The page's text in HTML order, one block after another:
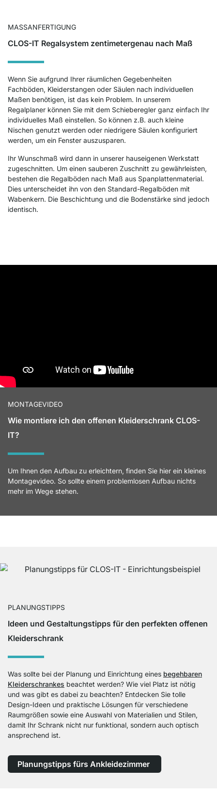
MASSANFERTIGUNG
CLOS-IT Regalsystem zentimetergenau nach Maß
Wenn Sie aufgrund Ihrer räumlichen Gegebenheiten
Fachböden, Kleiderstangen oder Säulen nach individuellen
Maßen benötigen, ist das kein Problem. In unserem
Regalplaner können Sie mit dem Schieberegler ganz einfach Ihr
individuelles Maß einstellen. So können z.B. auch kleine
Nischen genutzt werden oder niedrigere Säulen konfiguriert
werden, um ein Fenster auszusparen.
Ihr Wunschmaß wird dann in unserer hauseigenen Werkstatt
zugeschnitten. Um einen sauberen Zuschnitt zu gewährleisten,
bestehen die Regalböden nach Maß aus Spanplattenmaterial.
Dies unterscheidet ihn von den Standard-Regalböden mit
Wabenkern. Die Beschichtung und die Bodenstärke sind jedoch
identisch.
MONTAGEVIDEO
Wie montiere ich den offenen Kleiderschrank CLOS-
IT?
Um Ihnen den Aufbau zu erleichtern, finden Sie hier ein kleines
Montagevideo. So sollte einem problemlosen Aufbau nichts
mehr im Wege stehen.
PLANUNGSTIPPS
Ideen und Gestaltungstipps für den perfekten offenen
Kleiderschrank
Was sollte bei der Planung und Einrichtung eines begehbaren
Kleiderschrankes beachtet werden? Wie viel Platz ist nötig
und was gibt es dabei zu beachten? Entdecken Sie tolle
Design-Ideen und praktische Lösungen für verschiedene
Raumgrößen sowie eine Auswahl von Materialien und Stilen,
damit Ihr Schrank nicht nur funktional, sondern auch optisch
ansprechend ist.
Planungstipps fürs Ankleidezimmer